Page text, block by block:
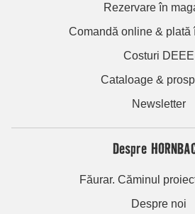
Rezervare în
Comandă online & plată
Costuri DEEE
Cataloage &
Newsletter
Despre
Făurar. Căminul
Despre noi